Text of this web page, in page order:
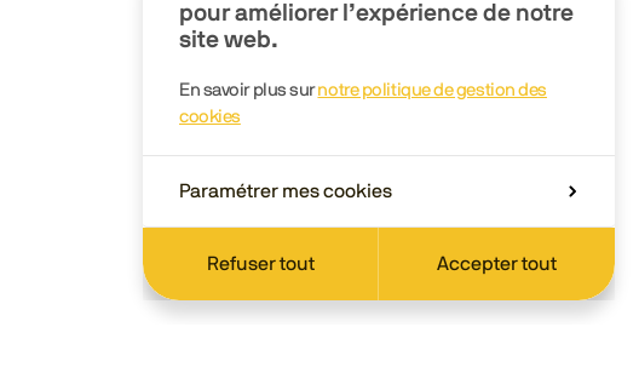
pour améliorer l’expérience de notre
site web.
En savoir plus surnotre politique de gestion des
cookies
Paramétrer mes cookies
Refuser tout Accepter tout